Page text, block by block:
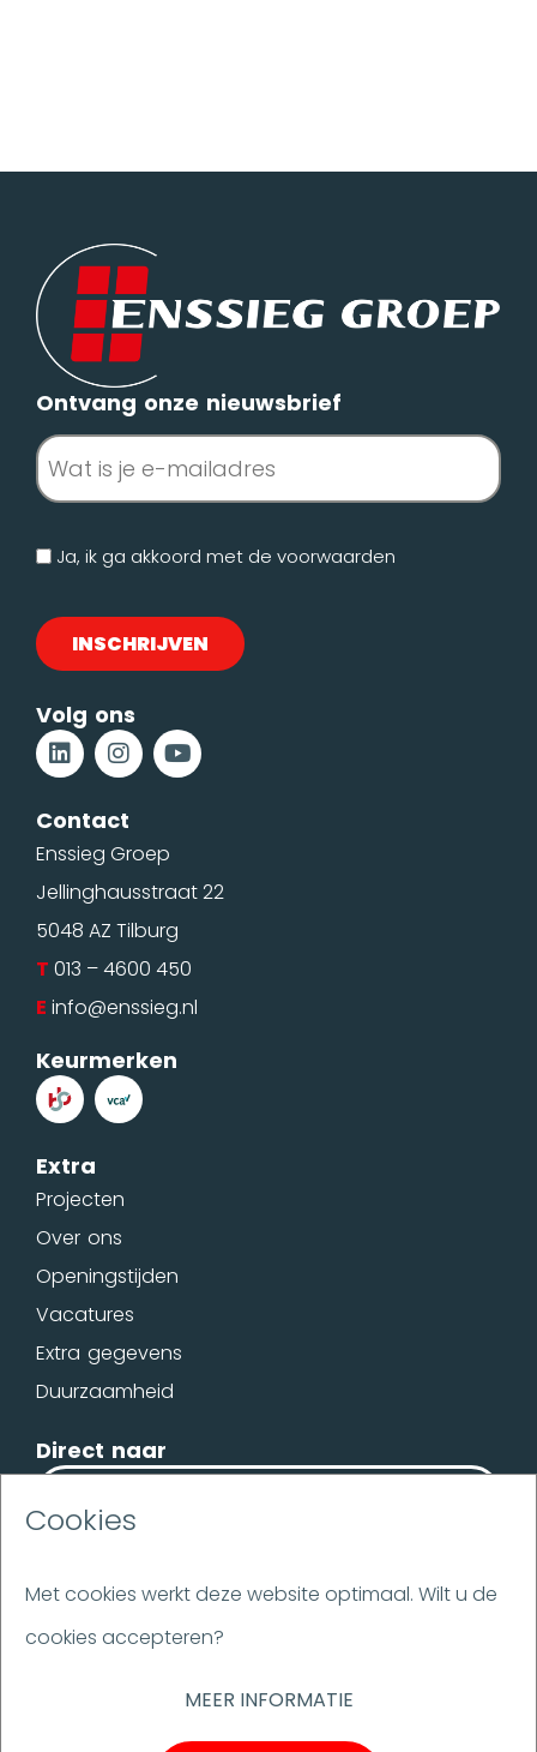
Cookies
Met cookies werkt deze website optimaal. Wilt u de
cookies accepteren?
MEER INFORMATIE
Ontvang onze nieuwsbrief
E-
mailadres
(Vereist)
GeenJa, ik ga akkoord met de voorwaarden
Volg ons
Contact
Enssieg Groep
Jellinghausstraat 22
5048 AZ Tilburg
T 013 – 4600 450
E info@enssieg.nl
Keurmerken
Extra
Projecten
Over ons
Openingstijden
Vacatures
Extra gegevens
Duurzaamheid
Direct naar
Disclaimer